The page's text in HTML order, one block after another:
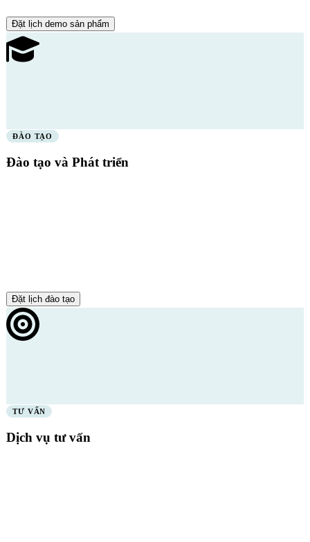
Đặt lịch demo sản phẩm
ĐÀO TẠO
Đào tạo và Phát triển
Đặt lịch đào tạo
TƯ VẤN
Dịch vụ tư vấn